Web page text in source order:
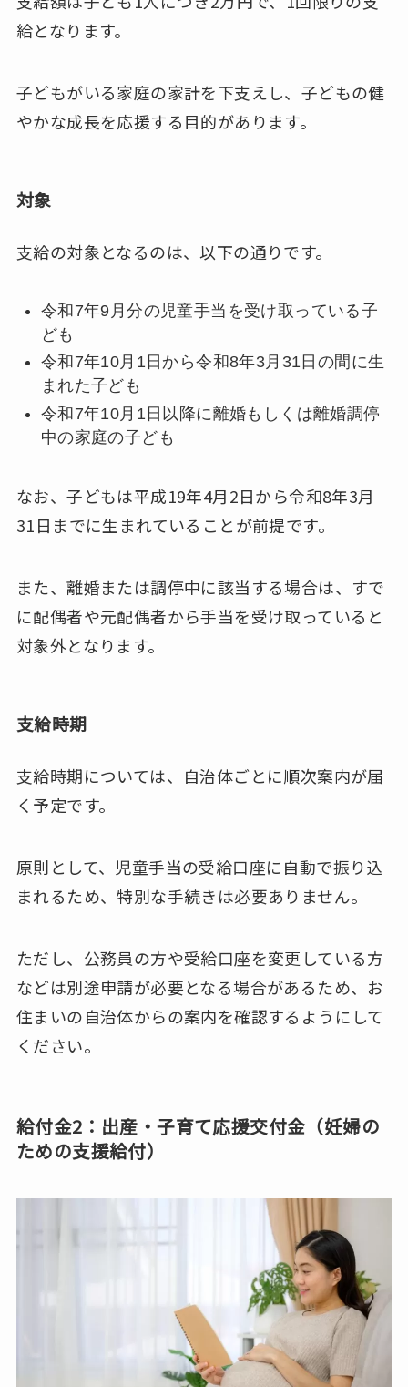
給となります。
子どもがいる家庭の家計を下支えし、子どもの健
やかな成長を応援する目的があります。
対象
支給の対象となるのは、以下の通りです。
令和7年9月分の児童手当を受け取っている子
ども
令和7年10月1日から令和8年3月31日の間に生
まれた子ども
令和7年10月1日以降に離婚もしくは離婚調停
中の家庭の子ども
なお、子どもは平成19年4月2日から令和8年3月
31日までに生まれていることが前提です。
また、離婚または調停中に該当する場合は、すで
に配偶者や元配偶者から手当を受け取っていると
対象外となります。
支給時期
支給時期については、自治体ごとに順次案内が届
く予定です。
原則として、児童手当の受給口座に自動で振り込
まれるため、特別な手続きは必要ありません。
ただし、公務員の方や受給口座を変更している方
などは別途申請が必要となる場合があるため、お
住まいの自治体からの案内を確認するようにして
ください。
給付金2：出産・子育て応援交付金（妊婦の
ための支援給付）